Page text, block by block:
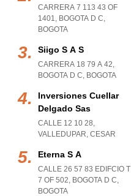
CARRERA 7 113 43 OF
1401, BOGOTA D C,
BOGOTA
Siigo S A S
CARRERA 18 79 A 42,
BOGOTA D C, BOGOTA
Inversiones Cuellar
Delgado Sas
CALLE 12 10 28,
VALLEDUPAR, CESAR
Eterna S A
CALLE 26 57 83 EDIFCIO T
7 OF 502, BOGOTA D C,
BOGOTA